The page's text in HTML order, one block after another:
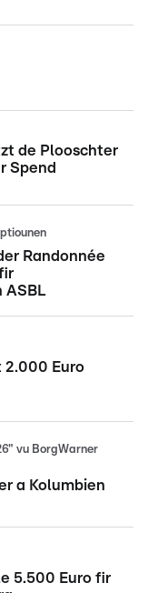
de Plooschter
Spend
Randonnée
ASBL
2.000 Euro
vu BorgWarner
a Kolumbien
5.500 Euro fir